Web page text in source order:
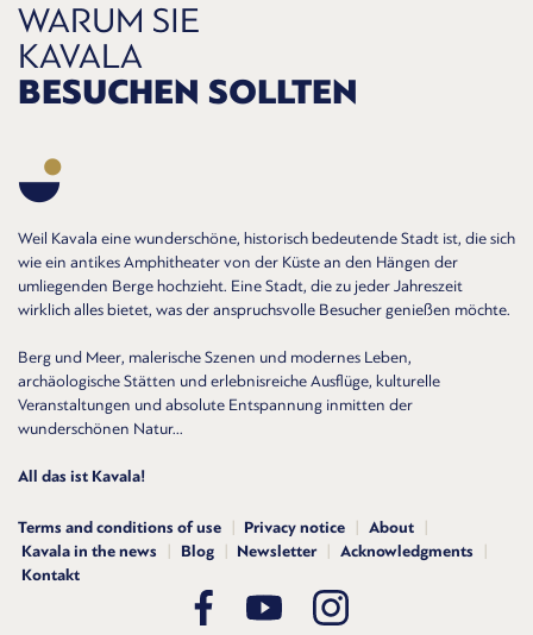
WARUM SIE
KAVALA
BESUCHEN SOLLTEN
Weil Kavala eine wunderschöne, historisch bedeutende Stadt ist, die sich
wie ein antikes Amphitheater von der Küste an den Hängen der
umliegenden Berge hochzieht. Eine Stadt, die zu jeder Jahreszeit
wirklich alles bietet, was der anspruchsvolle Besucher genießen möchte.
Berg und Meer, malerische Szenen und modernes Leben,
archäologische Stätten und erlebnisreiche Ausflüge, kulturelle
Veranstaltungen und absolute Entspannung inmitten der
wunderschönen Natur...
All das ist Kavala!
Terms and conditions of use Privacy notice
About
Kavala in the news
Blog Newsletter
Acknowledgments
Kontakt